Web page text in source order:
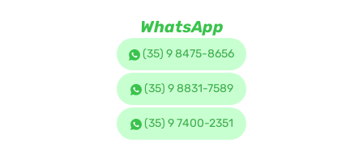
WhatsApp
(35) 9 8475-8656
(35) 9 8831-7589
(35) 9 7400-2351